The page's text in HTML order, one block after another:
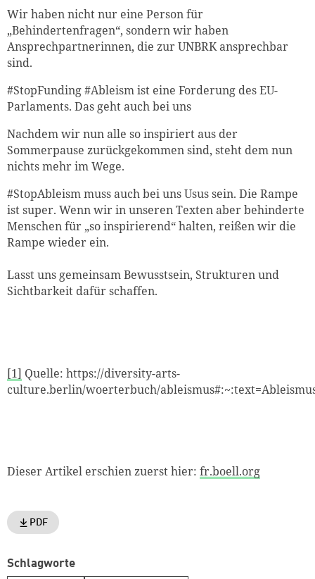
Wir haben nicht nur eine Person für
„Behindertenfragen“, sondern wir haben
Ansprechpartnerinnen, die zur UNBRK ansprechbar
sind.
#StopFunding #Ableism ist eine Forderung des EU-
Parlaments. Das geht auch bei uns
Nachdem wir nun alle so inspiriert aus der
Sommerpause zurückgekommen sind, steht dem nun
nichts mehr im Wege.
#StopAbleism muss auch bei uns Usus sein. Die Rampe
ist super. Wenn wir in unseren Texten aber behinderte
Menschen für „so inspirierend“ halten, reißen wir die
Rampe wieder ein.
Lasst uns gemeinsam Bewusstsein, Strukturen und
Sichtbarkeit dafür schaffen.
[1] Quelle: https://diversity-arts-
culture.berlin/woerterbuch/
Dieser Artikel erschien zuerst hier: fr.boell.org
PDF
Schlagworte